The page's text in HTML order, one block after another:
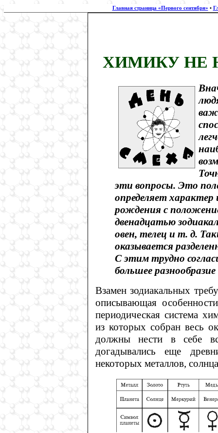
Главная страница «Первого сентября» •
ХИМИКУ НЕ
эти вопросы. Это
определяет характер
рождения с
двенадцатью
овен, телец и т. д.
оказывается
С этим трудно
большее
Взамен зодиакальных
описывающая
периодическая система
из которых собран весь
должны нести в себе
догадывались еще
некоторых металлов,